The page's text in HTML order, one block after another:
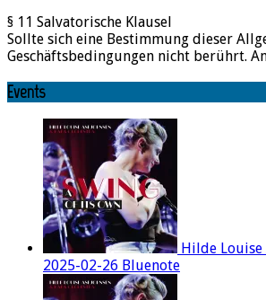
§ 11 Salvatorische Klausel
Sollte sich eine Bestimmung dieser
Geschäftsbedingungen nicht berührt.
Events
Hilde
2025-02-26 Bluenote